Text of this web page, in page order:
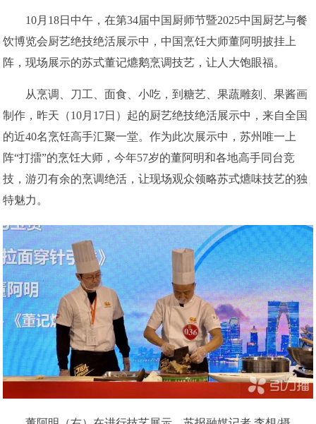
10月18日中午，在第34届中国厨师节暨2025中国厨艺与餐
饮博览会厨艺绝技绝活展示中，中国烹饪大师董阿明披挂上
阵，现场展示的苏式董记爊鹅烹调技艺，让人大饱眼福。
从烹调、刀工、面食、小吃，到糖艺、果蔬雕刻、果酱画
制作，昨天（10月17日）起的厨艺绝技绝活展示中，来自全国
的近40名烹饪高手汇聚一堂。作为此次展示中，苏州唯一上
阵“打擂”的烹饪大师，今年57岁的董阿明和各地高手同台竞
技，游刃有余的烹调绝活，让现场观众领略苏式爊味技艺的独
特魅力。